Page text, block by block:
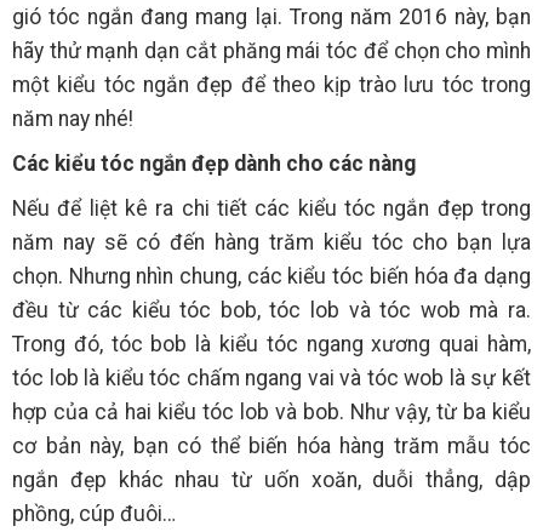
gió tóc ngắn đang mang lại. Trong năm 2016 này, bạn
hãy thử mạnh dạn cắt phăng mái tóc để chọn cho mình
một kiểu tóc ngắn đẹp để theo kịp trào lưu tóc trong
năm nay nhé!
Các kiểu tóc ngắn đẹp dành cho các nàng
Nếu để liệt kê ra chi tiết các kiểu tóc ngắn đẹp trong
năm nay sẽ có đến hàng trăm kiểu tóc cho bạn lựa
chọn. Nhưng nhìn chung, các kiểu tóc biến hóa đa dạng
đều từ các kiểu tóc bob, tóc lob và tóc wob mà ra.
Trong đó, tóc bob là kiểu tóc ngang xương quai hàm,
tóc lob là kiểu tóc chấm ngang vai và tóc wob là sự kết
hợp của cả hai kiểu tóc lob và bob. Như vậy, từ ba kiểu
cơ bản này, bạn có thể biến hóa hàng trăm mẫu tóc
ngắn đẹp khác nhau từ uốn xoăn, duỗi thẳng, dập
phồng, cúp đuôi…